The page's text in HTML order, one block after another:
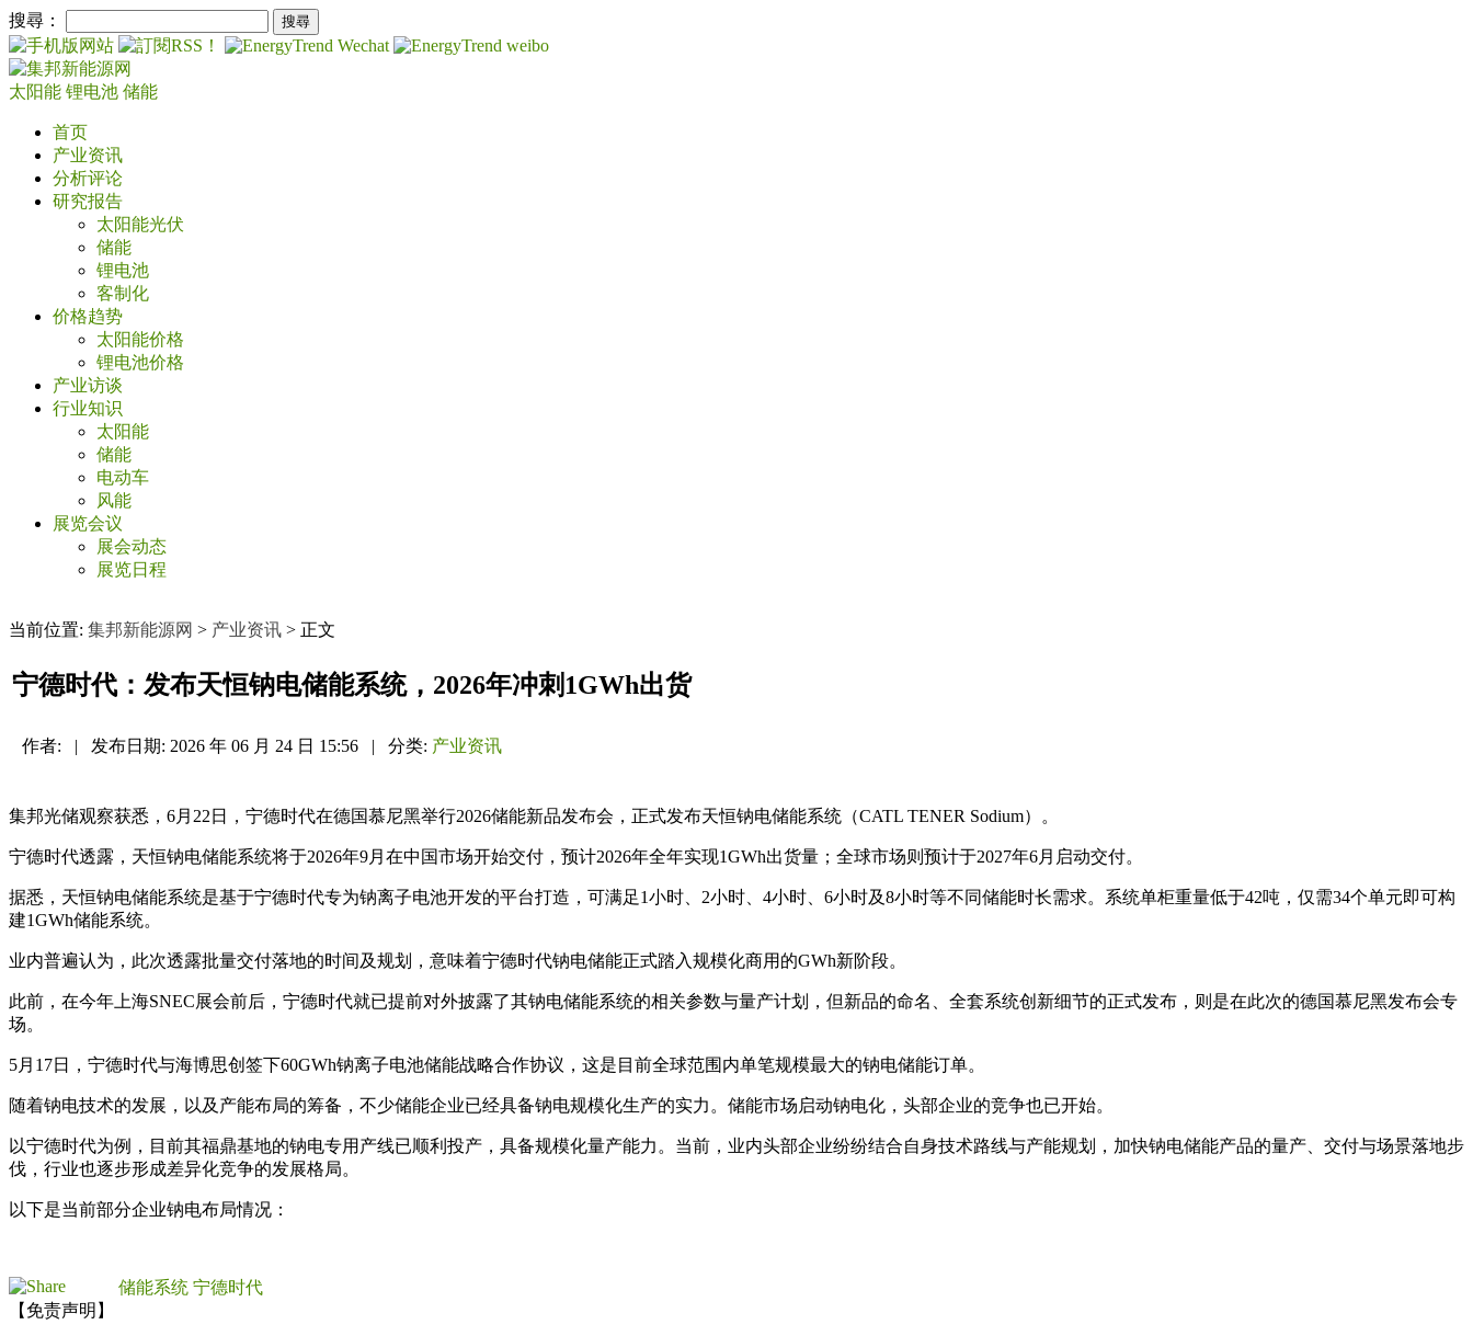
搜尋：
太阳能 锂电池 储能
首页
产业资讯
分析评论
研究报告
太阳能光伏
储能
锂电池
客制化
价格趋势
太阳能价格
锂电池价格
产业访谈
行业知识
太阳能
储能
电动车
风能
展览会议
展会动态
展览日程
当前位置: 集邦新能源网 > 产业资讯 > 正文
宁德时代：发布天恒钠电储能系统，2026年冲刺1GWh出货
作者: | 发布日期: 2026 年 06 月 24 日 15:56 | 分类: 产业资讯
集邦光储观察获悉，6月22日，宁德时代在德国慕尼黑举行2026储能新品发布会，正式发布天恒钠电储能系统（CATL TENER Sodium）。
宁德时代透露，天恒钠电储能系统将于2026年9月在中国市场开始交付，预计2026年全年实现1GWh出货量；全球市场则预计于2027年6月启动交付。
据悉，天恒钠电储能系统是基于宁德时代专为钠离子电池开发的平台打造，可满足1小时、2小时、4小时、6小时及8小时等不同储能时长需求。系统单柜重量低于42吨，仅需34个单元即可构
建1GWh储能系统。
业内普遍认为，此次透露批量交付落地的时间及规划，意味着宁德时代钠电储能正式踏入规模化商用的GWh新阶段。
此前，在今年上海SNEC展会前后，宁德时代就已提前对外披露了其钠电储能系统的相关参数与量产计划，但新品的命名、全套系统创新细节的正式发布，则是在此次的德国慕尼黑发布会专
场。
5月17日，宁德时代与海博思创签下60GWh钠离子电池储能战略合作协议，这是目前全球范围内单笔规模最大的钠电储能订单。
随着钠电技术的发展，以及产能布局的筹备，不少储能企业已经具备钠电规模化生产的实力。储能市场启动钠电化，头部企业的竞争也已开始。
以宁德时代为例，目前其福鼎基地的钠电专用产线已顺利投产，具备规模化量产能力。当前，业内头部企业纷纷结合自身技术路线与产能规划，加快钠电储能产品的量产、交付与场景落地步
伐，行业也逐步形成差异化竞争的发展格局。
以下是当前部分企业钠电布局情况：
储能系统 宁德时代
【免责声明】